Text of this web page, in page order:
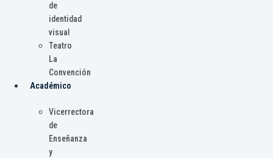
de
identidad
visual
Teatro
La
Convención
Académico
Vicerrectora
de
Enseñanza
y